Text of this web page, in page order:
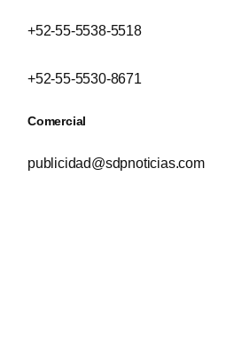
+52-55-5538-5518
+52-55-5530-8671
Comercial
publicidad@sdpnoticias.com